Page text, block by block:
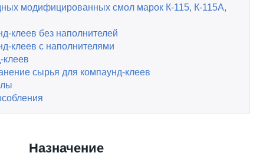
модифицированных смол марок К-115, К-115А,
клеев без наполнителей
клеев с наполнителями
сырья для компаунд-клеев
Назначение